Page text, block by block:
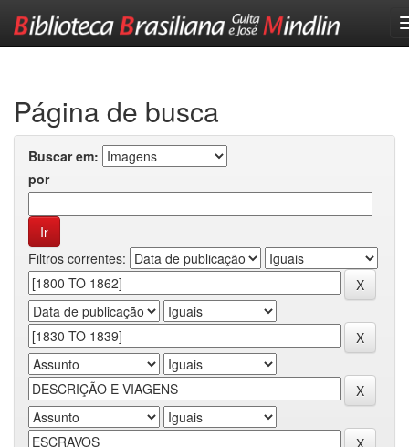
Página de busca
Buscar em:
por
Filtros correntes: